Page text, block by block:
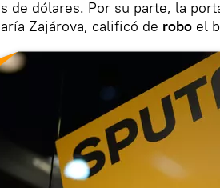
de dólares. Por su parte, la
Zajárova, calificó de robo el